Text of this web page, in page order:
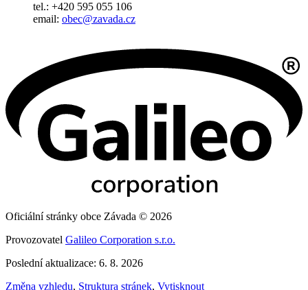
tel.: +420 595 055 106
email: obec@zavada.cz
Oficiální stránky obce Závada © 2026
Provozovatel Galileo Corporation s.r.o.
Poslední aktualizace: 6. 8. 2026
Změna vzhledu, Struktura stránek, Vytisknout